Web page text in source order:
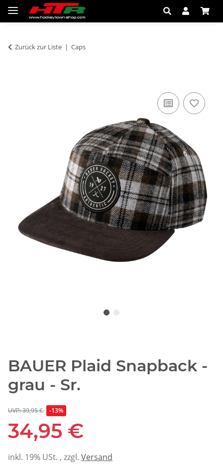
Zurück zur Liste Caps
BAUER Plaid Snapback -
grau - Sr.
UVP: 39,95 € -13%
34,95 €
inkl. 19% USt. , zzgl. Versand